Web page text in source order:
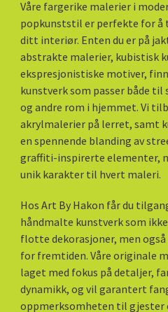
Våre fargerike malerier i
popkunststil er perfekte for
ditt interiør. Enten du er på
abstrakte malerier, kubistisk
ekspresjonistiske motiver,
kunstverk som passer både
og andre rom i hjemmet. Vi
akrylmalerier på lerret, samt
en spennende blanding av
graffiti-inspirerte elementer,
unik karakter til hvert maleri.
Hos Art By Hakon får du
håndmalte kunstverk som
flotte dekorasjoner, men
for fremtiden. Våre originale
laget med fokus på detaljer,
dynamikk, og vil garantert
oppmerksomheten til gjester